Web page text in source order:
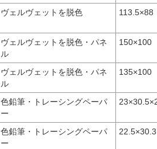
ヴェルヴェットを脱色 113.5×88
ヴェルヴェットを脱色・パネ
ル
150×100
ヴェルヴェットを脱色・パネ
ル
135×100
色鉛筆・トレーシングペーパ
ー
色鉛筆・トレーシングペーパ
ー